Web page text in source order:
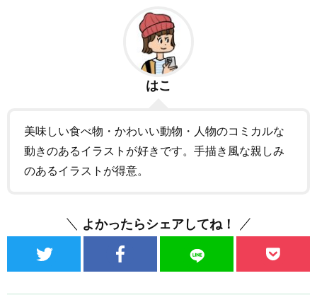
はこ
美味しい食べ物・かわいい動物・人物のコミカルな
動きのあるイラストが好きです。手描き風な親しみ
のあるイラストが得意。
よかったらシェアしてね！